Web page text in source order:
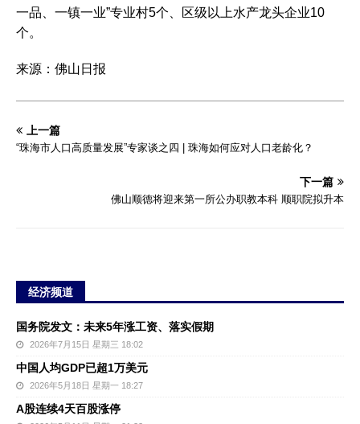
一品、一镇一业”专业村5个、区级以上水产龙头企业10
个。
来源：佛山日报
上一篇
“珠海市人口高质量发展”专家谈之四 | 珠海如何应对人口老龄化？
下一篇
佛山顺德将迎来第一所公办职教本科 顺职院拟升本
经济频道
国务院发文：未来5年涨工资、落实假期
2026年7月15日 星期三 18:02
中国人均GDP已超1万美元
2026年5月18日 星期一 18:27
A股连续4天百股涨停